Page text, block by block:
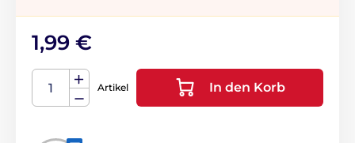
1,99 €
Artikel In den Korb